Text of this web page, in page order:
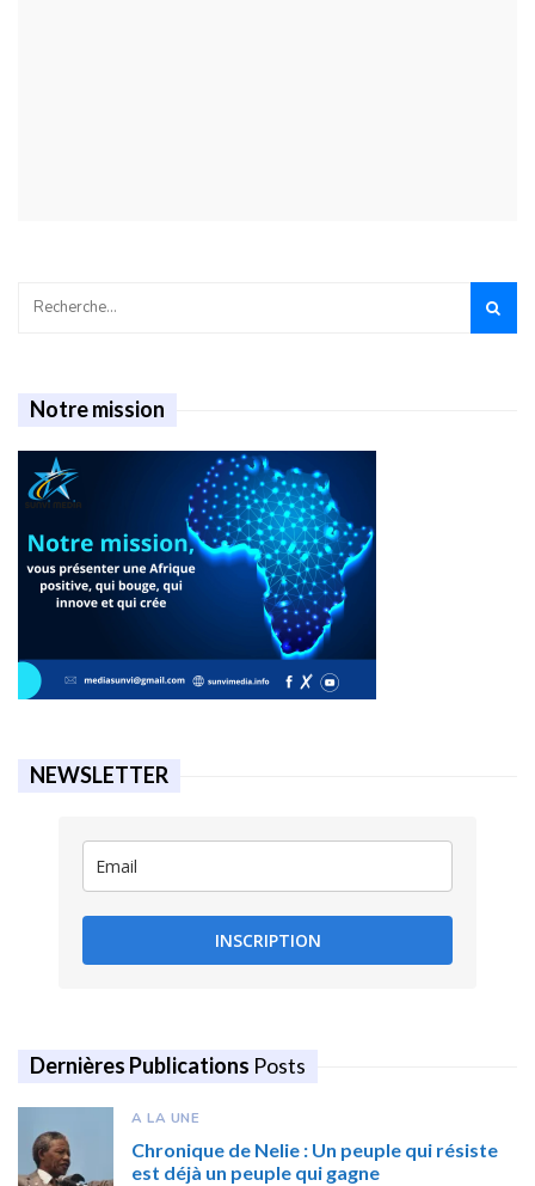
Notre mission
NEWSLETTER
INSCRIPTION
Dernières Publications Posts
A LA UNE
Chronique de Nelie : Un peuple qui résiste
est déjà un peuple qui gagne